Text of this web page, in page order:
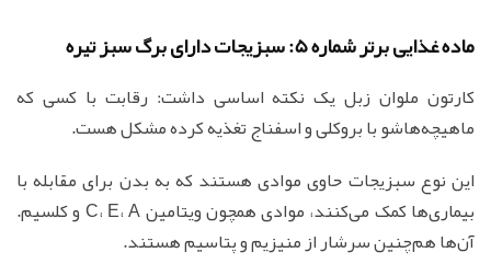
ماده غذایی برتر شماره 5: سبزیجات دارای برگ سبز تیره
کارتون ملوان زبل یک نکته اساسی داشت: رقابت با کسی که
ماهیچه‌هاشو با بروکلی و اسفناج تغذیه کرده مشکل هست.
این نوع سبزیجات حاوی موادی هستند که به بدن برای مقابله با
بیماری‌ها کمک می‌کنند، موادی همچون ویتامین C، E، A و کلسیم.
آن‌ها هم‌چنین سرشار از منیزیم و پتاسیم هستند.